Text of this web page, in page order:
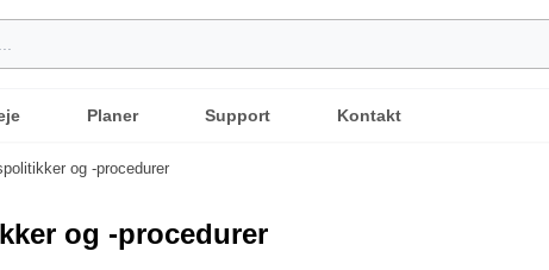
Planer Support Kontakt
og -procedurer
og -procedurer